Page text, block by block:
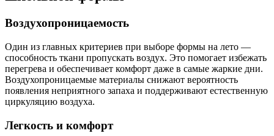
Воздухопроницаемость
Один из главных критериев при выборе формы на лето —
способность ткани пропускать воздух. Это помогает избежать
перегрева и обеспечивает комфорт даже в самые жаркие дни.
Воздухопроницаемые материалы снижают вероятность
появления неприятного запаха и поддерживают естественную
циркуляцию воздуха.
Легкость и комфорт